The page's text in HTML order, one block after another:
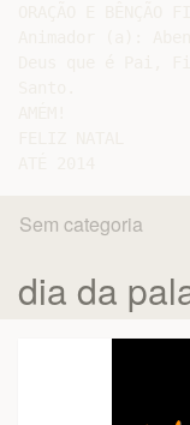
Sem categoria
dia da